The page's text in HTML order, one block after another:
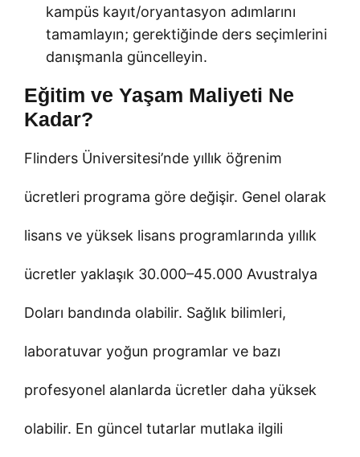
kampüs kayıt/oryantasyon adımlarını
tamamlayın; gerektiğinde ders seçimlerini
danışmanla güncelleyin.
Eğitim ve Yaşam Maliyeti Ne
Kadar?
Flinders Üniversitesi’nde yıllık öğrenim
ücretleri programa göre değişir. Genel olarak
lisans ve yüksek lisans programlarında yıllık
ücretler yaklaşık 30.000–45.000 Avustralya
Doları bandında olabilir. Sağlık bilimleri,
laboratuvar yoğun programlar ve bazı
profesyonel alanlarda ücretler daha yüksek
olabilir. En güncel tutarlar mutlaka ilgili